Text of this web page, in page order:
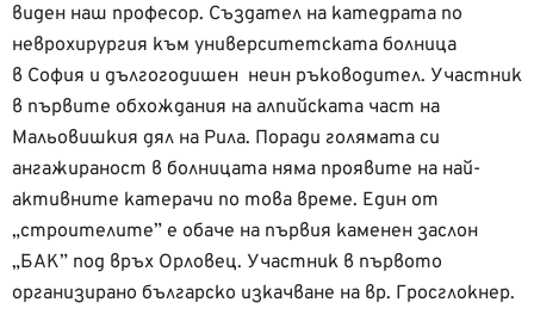
виден наш професор. Създател на катедрата по
неврохирургия към университетската болница
в София и дългогодишен неин ръководител. Участник
в първите обхождания на алпийската част на
Мальовишкия дял на Рила. Поради голямата си
ангажираност в болницата няма проявите на най-
активните катерачи по това време. Един от
„строителите” е обаче на първия каменен заслон
„БАК” под връх Орловец. Участник в първото
организирано българско изкачване на вр. Гросглокнер.